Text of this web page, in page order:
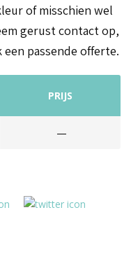
of misschien wel
gerust contact op,
een passende offerte.
PRIJS
—